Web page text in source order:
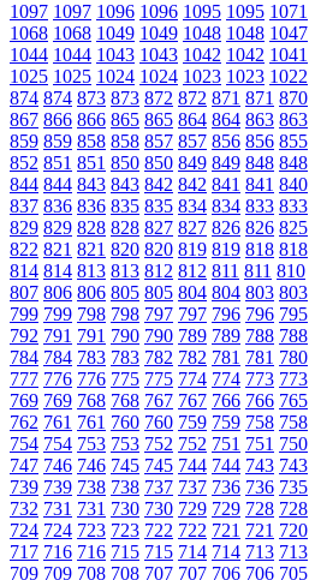
1097 1097 1096 1096 1095 1095 1071
1068 1068 1049 1049 1048 1048 1047
1044 1044 1043 1043 1042 1042 1041
1025 1025 1024 1024 1023 1023 1022
874 874 873 873 872 872 871 871 870
867 866 866 865 865 864 864 863 863
859 859 858 858 857 857 856 856 855
852 851 851 850 850 849 849 848 848
844 844 843 843 842 842 841 841 840
837 836 836 835 835 834 834 833 833
829 829 828 828 827 827 826 826 825
822 821 821 820 820 819 819 818 818
814 814 813 813 812 812 811 811 810
807 806 806 805 805 804 804 803 803
799 799 798 798 797 797 796 796 795
792 791 791 790 790 789 789 788 788
784 784 783 783 782 782 781 781 780
777 776 776 775 775 774 774 773 773
769 769 768 768 767 767 766 766 765
762 761 761 760 760 759 759 758 758
754 754 753 753 752 752 751 751 750
747 746 746 745 745 744 744 743 743
739 739 738 738 737 737 736 736 735
732 731 731 730 730 729 729 728 728
724 724 723 723 722 722 721 721 720
717 716 716 715 715 714 714 713 713
709 709 708 708 707 707 706 706 705